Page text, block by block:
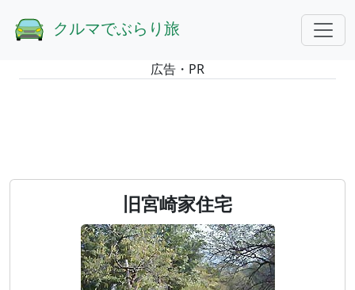
クルマでぶらり旅
広告・PR
旧宮崎家住宅